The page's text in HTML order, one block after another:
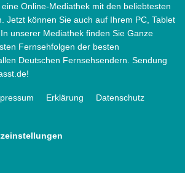
Online-Mediathek mit den beliebtesten
Jetzt können Sie auch auf Ihrem PC, Tablet
unserer Mediathek finden Sie Ganze
Fernsehfolgen der besten
Deutschen Fernsehsendern. Sendung
Erklärung
Datenschutz